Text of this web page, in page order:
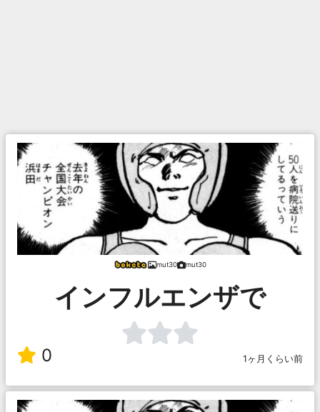
mut30 mut30
インフルエンザで
0 1ヶ月くらい前